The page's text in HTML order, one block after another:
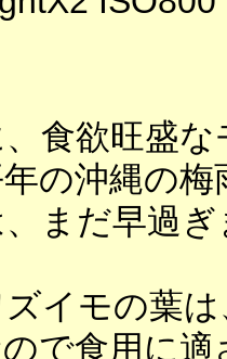
食欲旺盛
の沖縄の
まだ早過
イモの葉
で食用に